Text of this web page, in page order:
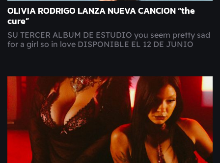
OLIVIA RODRIGO LANZA NUEVA CANCION “the
cure”
SU TERCER ALBUM DE ESTUDIO you seem pretty sad
for a girl so in love DISPONIBLE EL 12 DE JUNIO